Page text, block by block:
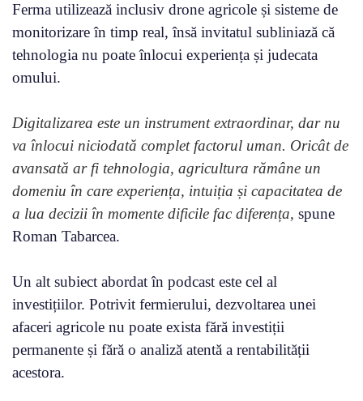
Ferma utilizează inclusiv drone agricole și sisteme de
monitorizare în timp real, însă invitatul subliniază că
tehnologia nu poate înlocui experiența și judecata
omului.
Digitalizarea este un instrument extraordinar, dar nu
va înlocui niciodată complet factorul uman. Oricât de
avansată ar fi tehnologia, agricultura rămâne un
domeniu în care experiența, intuiția și capacitatea de
a lua decizii în momente dificile fac diferența, spune
Roman Tabarcea.
Un alt subiect abordat în podcast este cel al
investițiilor. Potrivit fermierului, dezvoltarea unei
afaceri agricole nu poate exista fără investiții
permanente și fără o analiză atentă a rentabilității
acestora.